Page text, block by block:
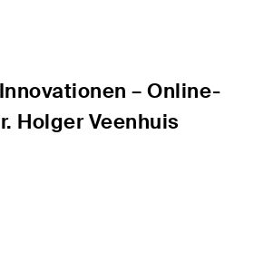
– Online-
Holger Veenhuis